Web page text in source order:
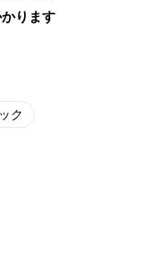
かります
ク